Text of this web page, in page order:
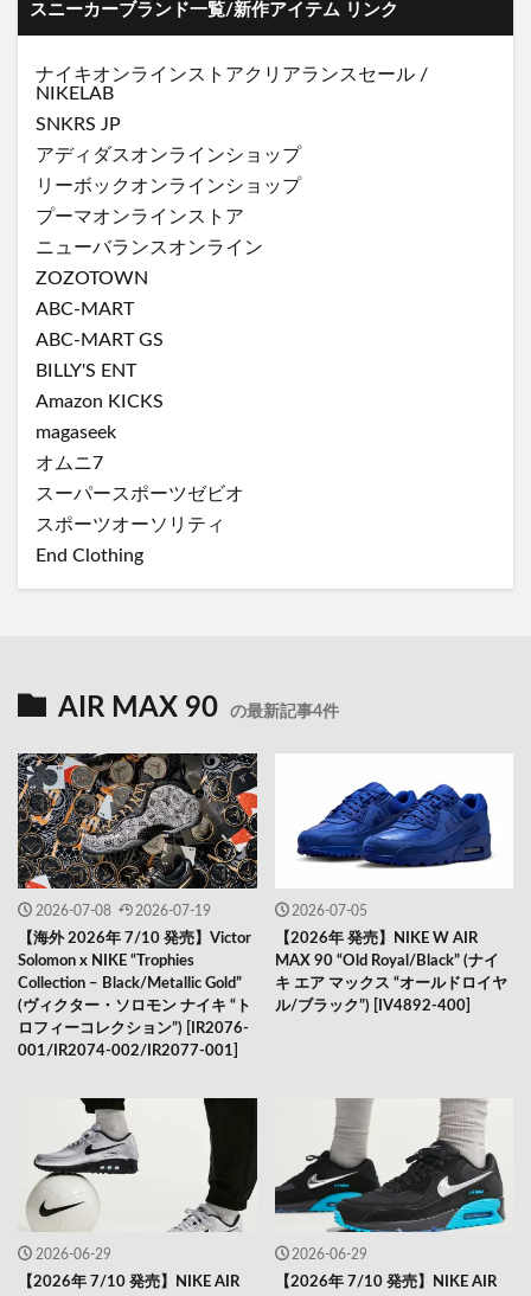
スニーカーブランド一覧/新作アイテム リンク
ナイキオンラインストアクリアランスセール /
NIKELAB
SNKRS JP
アディダスオンラインショップ
リーボックオンラインショップ
プーマオンラインストア
ニューバランスオンライン
ZOZOTOWN
ABC-MART
ABC-MART GS
BILLY'S ENT
Amazon KICKS
magaseek
オムニ7
スーパースポーツゼビオ
スポーツオーソリティ
End Clothing
AIR MAX 90 の最新記事4件
2026-07-08 2026-07-19
【海外 2026年 7/10 発売】Victor
Solomon x NIKE “Trophies
Collection – Black/Metallic Gold”
(ヴィクター・ソロモン ナイキ “ト
ロフィーコレクション”) [IR2076-
001/IR2074-002/IR2077-001]
2026-07-05
【2026年 発売】NIKE W AIR
MAX 90 “Old Royal/Black” (ナイ
キ エア マックス “オールドロイヤ
ル/ブラック”) [IV4892-400]
2026-06-29
【2026年 7/10 発売】NIKE AIR
2026-06-29
【2026年 7/10 発売】NIKE AIR